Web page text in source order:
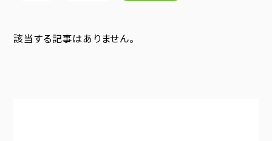
該当する記事はありません。